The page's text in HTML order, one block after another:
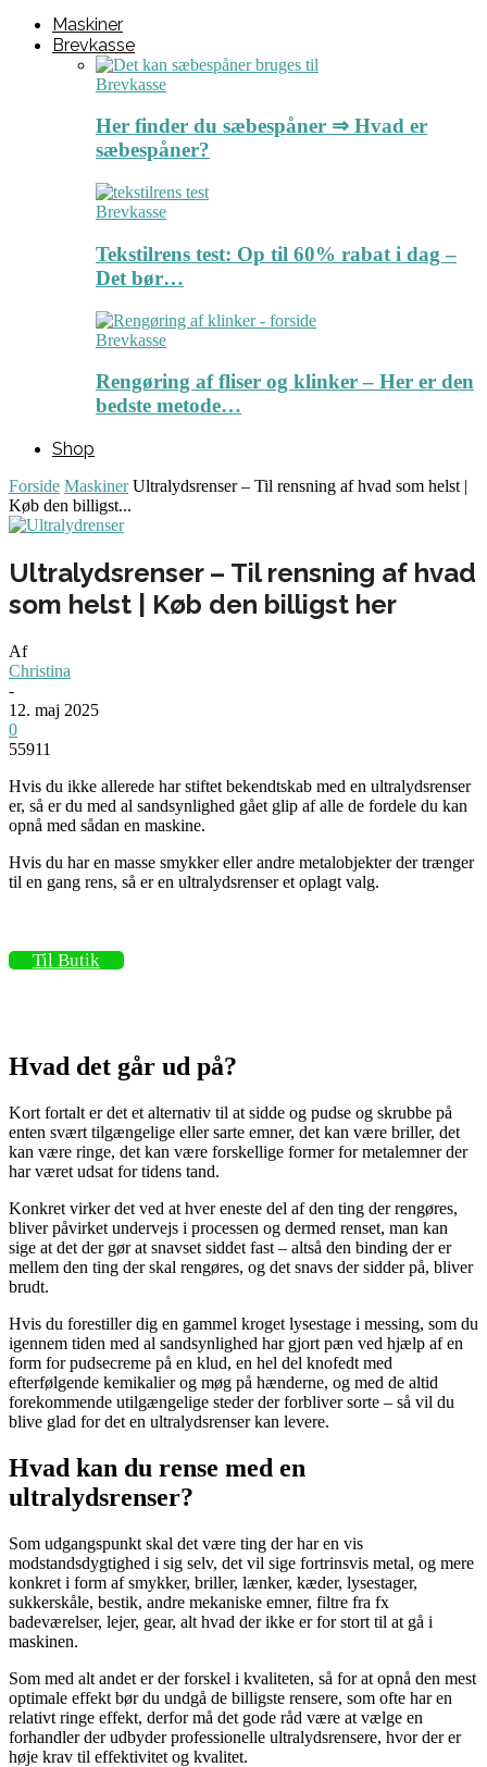
Maskiner
Brevkasse
Brevkasse
Her finder du sæbespåner ⇒ Hvad er
sæbespåner?
Brevkasse
Tekstilrens test: Op til 60% rabat i dag –
Det bør…
Brevkasse
Rengøring af fliser og klinker – Her er den
bedste metode…
Shop
Forside Maskiner Ultralydsrenser – Til rensning af hvad som helst |
Køb den billigst...
Ultralydsrenser – Til rensning af hvad
som helst | Køb den billigst her
Af
Christina
-
12. maj 2025
0
55911
Hvis du ikke allerede har stiftet bekendtskab med en ultralydsrenser
er, så er du med al sandsynlighed gået glip af alle de fordele du kan
opnå med sådan en maskine.
Hvis du har en masse smykker eller andre metalobjekter der trænger
til en gang rens, så er en ultralydsrenser et oplagt valg.
Til Butik
Hvad det går ud på?
Kort fortalt er det et alternativ til at sidde og pudse og skrubbe på
enten svært tilgængelige eller sarte emner, det kan være briller, det
kan være ringe, det kan være forskellige former for metalemner der
har været udsat for tidens tand.
Konkret virker det ved at hver eneste del af den ting der rengøres,
bliver påvirket undervejs i processen og dermed renset, man kan
sige at det der gør at snavset siddet fast – altså den binding der er
mellem den ting der skal rengøres, og det snavs der sidder på, bliver
brudt.
Hvis du forestiller dig en gammel kroget lysestage i messing, som du
igennem tiden med al sandsynlighed har gjort pæn ved hjælp af en
form for pudsecreme på en klud, en hel del knofedt med
efterfølgende kemikalier og møg på hænderne, og med de altid
forekommende utilgængelige steder der forbliver sorte – så vil du
blive glad for det en ultralydsrenser kan levere.
Hvad kan du rense med en
ultralydsrenser?
Som udgangspunkt skal det være ting der har en vis
modstandsdygtighed i sig selv, det vil sige fortrinsvis metal, og mere
konkret i form af smykker, briller, lænker, kæder, lysestager,
sukkerskåle, bestik, andre mekaniske emner, filtre fra fx
badeværelser, lejer, gear, alt hvad der ikke er for stort til at gå i
maskinen.
Som med alt andet er der forskel i kvaliteten, så for at opnå den mest
optimale effekt bør du undgå de billigste rensere, som ofte har en
relativt ringe effekt, derfor må det gode råd være at vælge en
forhandler der udbyder professionelle ultralydsrensere, hvor der er
høje krav til effektivitet og kvalitet.